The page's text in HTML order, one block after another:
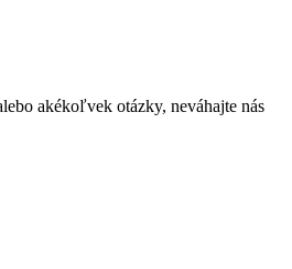
akékoľvek otázky, neváhajte nás